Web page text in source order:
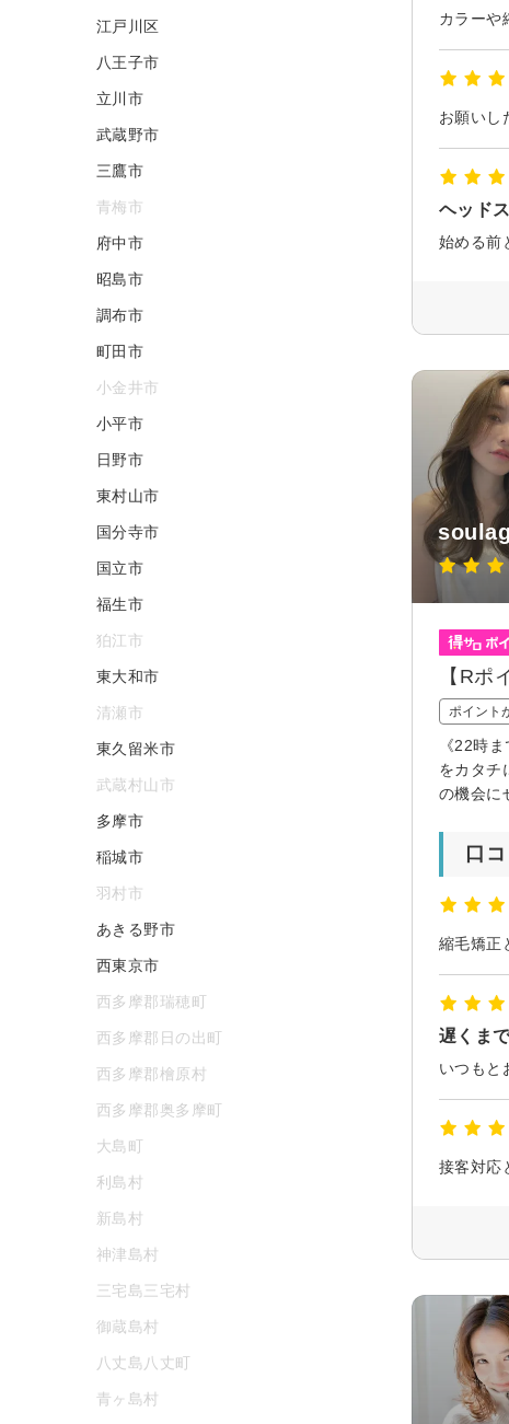
ヘッド
始める前
【R
ポイント
《22時
をカタチ
の機会に
口コ
遅くま
いつもと
接客対応
江戸川区
八王子市
立川市
武蔵野市
三鷹市
青梅市
府中市
昭島市
調布市
町田市
小金井市
小平市
日野市
東村山市
国分寺市
国立市
福生市
狛江市
東大和市
清瀬市
東久留米市
武蔵村山市
多摩市
稲城市
羽村市
あきる野市
西東京市
西多摩郡瑞穂町
西多摩郡日の出町
西多摩郡檜原村
西多摩郡奥多摩町
大島町
利島村
新島村
神津島村
三宅島三宅村
御蔵島村
八丈島八丈町
青ヶ島村